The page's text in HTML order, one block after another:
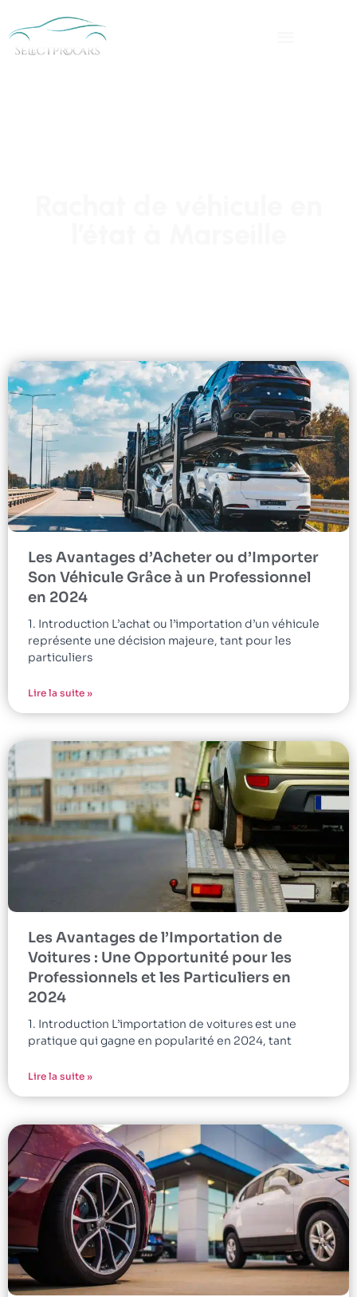
Les Avantages d’Acheter ou d’Importer
Son Véhicule Grâce à un Professionnel
en 2024
1. Introduction L’achat ou l’importation d’un véhicule
représente une décision majeure, tant pour les
particuliers
Lire la suite »
Les Avantages de l’Importation de
Voitures : Une Opportunité pour les
Professionnels et les Particuliers en
2024
1. Introduction L’importation de voitures est une
pratique qui gagne en popularité en 2024, tant
Lire la suite »